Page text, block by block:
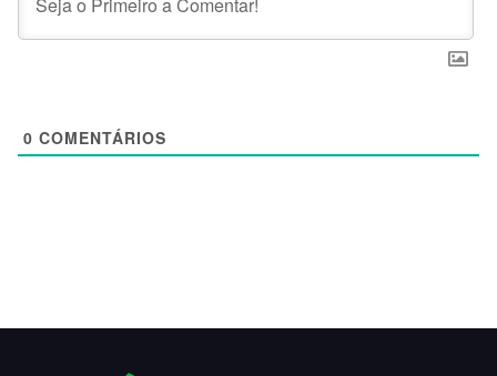
0 COMENTÁRIOS